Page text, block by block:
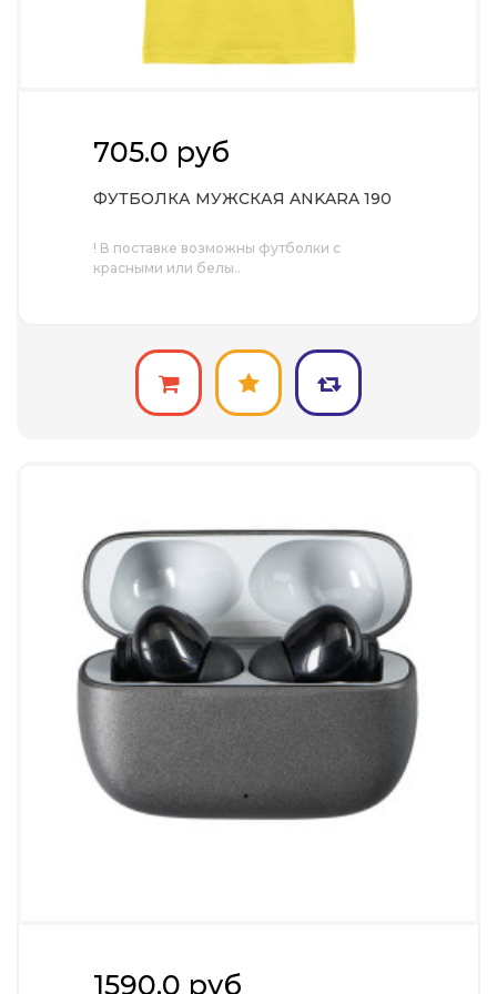
705.0 руб
ФУТБОЛКА МУЖСКАЯ ANKARA 190
! В поставке возможны футболки с
красными или белы..
1590.0 руб